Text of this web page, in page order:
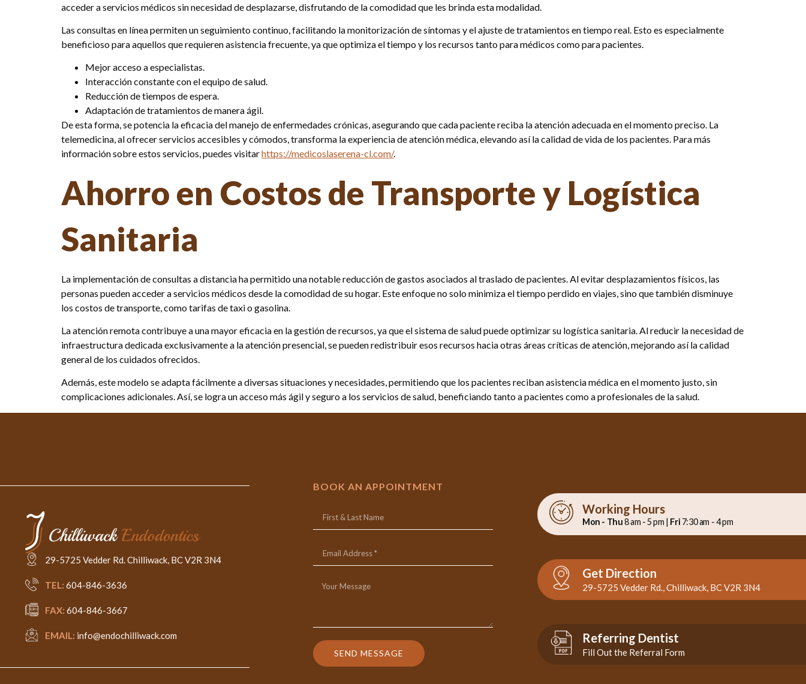
acceder a servicios médicos sin necesidad de desplazarse, disfrutando de la comodidad que les brinda esta modalidad.
Las consultas en línea permiten un seguimiento continuo, facilitando la monitorización de síntomas y el ajuste de tratamientos en tiempo real. Esto es especialmente
beneficioso para aquellos que requieren asistencia frecuente, ya que optimiza el tiempo y los recursos tanto para médicos como para pacientes.
Mejor acceso a especialistas.
Interacción constante con el equipo de salud.
Reducción de tiempos de espera.
Adaptación de tratamientos de manera ágil.
De esta forma, se potencia la eficacia del manejo de enfermedades crónicas, asegurando que cada paciente reciba la atención adecuada en el momento preciso. La
telemedicina, al ofrecer servicios accesibles y cómodos, transforma la experiencia de atención médica, elevando así la calidad de vida de los pacientes. Para más
información sobre estos servicios, puedes visitarhttps://medicoslaserena-cl.com/.
Ahorro en Costos de Transporte y Logística
Sanitaria
La implementación de consultas a distancia ha permitido una notable reducción de gastos asociados al traslado de pacientes. Al evitar desplazamientos físicos, las
personas pueden acceder a servicios médicos desde la comodidad de su hogar. Este enfoque no solo minimiza el tiempo perdido en viajes, sino que también disminuye
los costos de transporte, como tarifas de taxi o gasolina.
La atención remota contribuye a una mayor eficacia en la gestión de recursos, ya que el sistema de salud puede optimizar su logística sanitaria. Al reducir la necesidad de
infraestructura dedicada exclusivamente a la atención presencial, se pueden redistribuir esos recursos hacia otras áreas críticas de atención, mejorando así la calidad
general de los cuidados ofrecidos.
Además, este modelo se adapta fácilmente a diversas situaciones y necesidades, permitiendo que los pacientes reciban asistencia médica en el momento justo, sin
complicaciones adicionales. Así, se logra un acceso más ágil y seguro a los servicios de salud, beneficiando tanto a pacientes como a profesionales de la salud.
29-5725 Vedder Rd. Chilliwack, BC V2R 3N4
TEL: 604-846-3636
FAX: 604-846-3667
EMAIL: info@endochilliwack.com
BOOK AN APPOINTMENT
SEND MESSAGE
Working Hours
Mon - Thu8 am - 5 pm | Fri 7:30 am - 4 pm
Get Direction
29-5725 Vedder Rd., Chilliwack, BC V2R 3N4
Referring Dentist
Fill Out the Referral Form